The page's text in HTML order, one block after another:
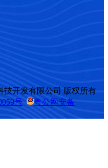
技开发有限公司 版权所有
号
粤公网安备